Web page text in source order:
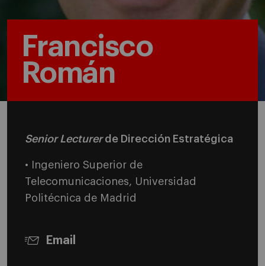
Francisco
Román
Senior Lecturerde Dirección Estratégica
• Ingeniero Superior de
Telecomunicaciones, Universidad
Politécnica de Madrid
Email